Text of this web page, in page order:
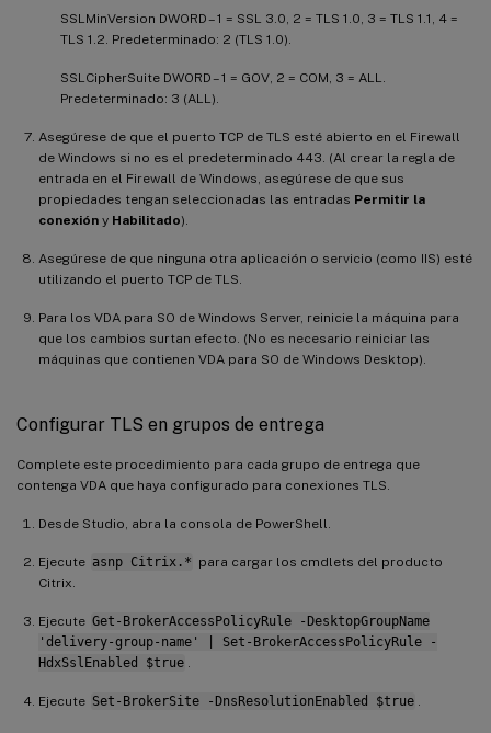
SSLMinVersion DWORD – 1 = SSL 3.0, 2 = TLS 1.0, 3 = TLS 1.1, 4 =
TLS 1.2. Predeterminado: 2 (TLS 1.0).
SSLCipherSuite DWORD – 1 = GOV, 2 = COM, 3 = ALL.
Predeterminado: 3 (ALL).
Asegúrese de que el puerto TCP de TLS esté abierto en el Firewall
de Windows si no es el predeterminado 443. (Al crear la regla de
entrada en el Firewall de Windows, asegúrese de que sus
propiedades tengan seleccionadas las entradas Permitir la
conexión y Habilitado).
Asegúrese de que ninguna otra aplicación o servicio (como IIS) esté
utilizando el puerto TCP de TLS.
Para los VDA para SO de Windows Server, reinicie la máquina para
que los cambios surtan efecto. (No es necesario reiniciar las
máquinas que contienen VDA para SO de Windows Desktop).
Configurar TLS en grupos de entrega
Complete este procedimiento para cada grupo de entrega que
contenga VDA que haya configurado para conexiones TLS.
Desde Studio, abra la consola de PowerShell.
Ejecute asnp Citrix.* para cargar los cmdlets del producto
Citrix.
Ejecute Get-BrokerAccessPolicyRule -DesktopGroupName
'delivery-group-name' | Set-BrokerAccessPolicyRule -
HdxSslEnabled $true
Ejecute Set-BrokerSite -DnsResolutionEnabled $true